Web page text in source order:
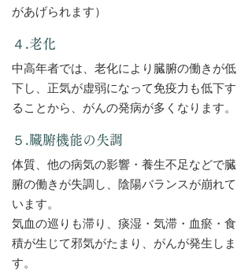
があげられます）
４.老化
中高年者では、老化により臓腑の働きが低
下し、正気が虚弱になって免疫力も低下す
ることから、がんの発病が多くなります。
５.臓腑機能の失調
体質、他の病気の影響・養生不足などで臓
腑の働きが失調し、陰陽バランスが崩れて
います。
気血の巡りも滞り、痰湿・気滞・血瘀・食
積が生じて邪気がたまり、がんが発生しま
す。